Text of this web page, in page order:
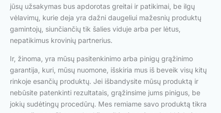
jūsų užsakymas bus apdorotas greitai ir patikimai, be ilgų
vėlavimų, kurie deja yra dažni daugeliui mažesnių produktų
gamintojų, siunčiančių tik šalies viduje arba per lėtus,
nepatikimus krovinių partnerius.
Ir, žinoma, yra mūsų pasitenkinimo arba pinigų grąžinimo
garantija, kuri, mūsų nuomone, išskiria mus iš beveik visų kitų
rinkoje esančių produktų. Jei išbandysite mūsų produktą ir
nebūsite patenkinti rezultatais, grąžinsime jums pinigus, be
jokių sudėtingų procedūrų. Mes remiame savo produktą tikra